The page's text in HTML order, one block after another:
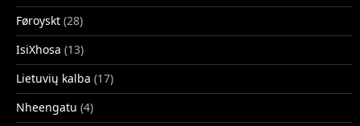
Føroyskt (28)
IsiXhosa (13)
Lietuvių kalba (17)
Nheengatu (4)